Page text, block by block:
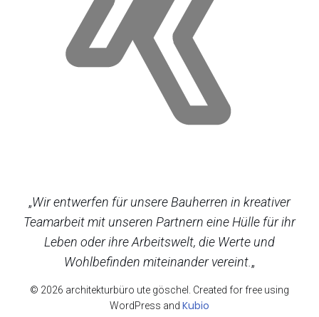
„Wir entwerfen für unsere Bauherren in kreativer
Teamarbeit mit unseren Partnern eine Hülle für ihr
Leben oder ihre Arbeitswelt, die Werte und
Wohlbefinden miteinander vereint.„
© 2026 architekturbüro ute göschel. Created for free using
WordPress and Kubio